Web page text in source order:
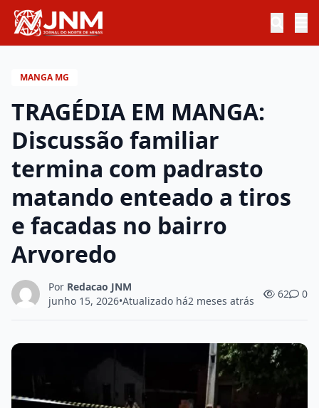
MANGA MG
TRAGÉDIA EM MANGA:
Discussão familiar
termina com padrasto
matando enteado a tiros
e facadas no bairro
Arvoredo
Por Redacao JNM
junho 15, 2026•Atualizado há2 meses atrás
62 0